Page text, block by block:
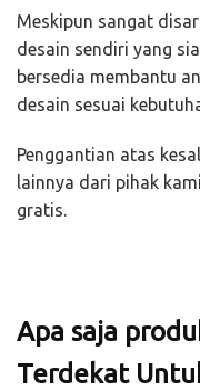
Meskipun sangat
desain sendiri yang
bersedia membantu
desain sesuai
Penggantian atas
lainnya dari pihak
gratis.
Apa saja
Terdekat